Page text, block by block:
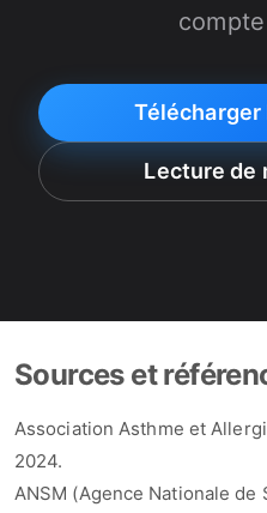
Télécharger
Lecture de
Sources et
Association Asthme et
2024.
ANSM (Agence Nationale